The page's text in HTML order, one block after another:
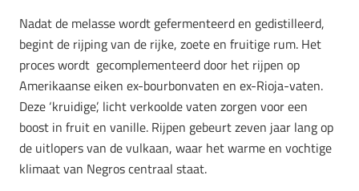
Nadat de melasse wordt gefermenteerd en gedistilleerd,
begint de rijping van de rijke, zoete en fruitige rum. Het
proces wordt gecomplementeerd door het rijpen op
Amerikaanse eiken ex-bourbonvaten en ex-Rioja-vaten.
Deze ‘kruidige’, licht verkoolde vaten zorgen voor een
boost in fruit en vanille. Rijpen gebeurt zeven jaar lang op
de uitlopers van de vulkaan, waar het warme en vochtige
klimaat van Negros centraal staat.